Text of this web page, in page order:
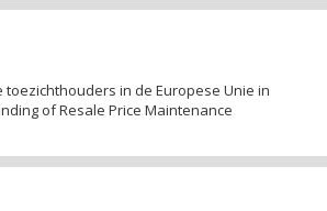
in de Europese Unie in
of Resale Price Maintenance